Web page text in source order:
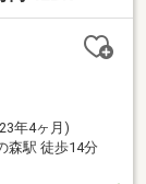
住宅ローン減
保証
年4ヶ月)
森駅 徒歩14分